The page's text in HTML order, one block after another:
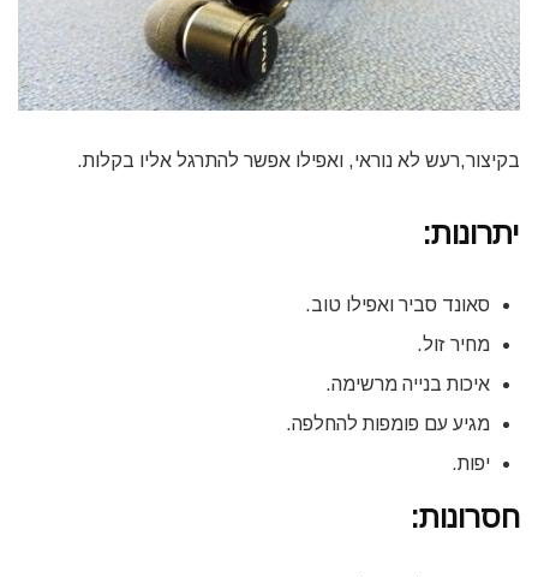
בקיצור,רעש לא נוראי, ואפילו אפשר להתרגל אליו בקלות.
יתרונות:
סאונד סביר ואפילו טוב.
מחיר זול.
איכות בנייה מרשימה.
מגיע עם פומפות להחלפה.
יפות.
חסרונות: